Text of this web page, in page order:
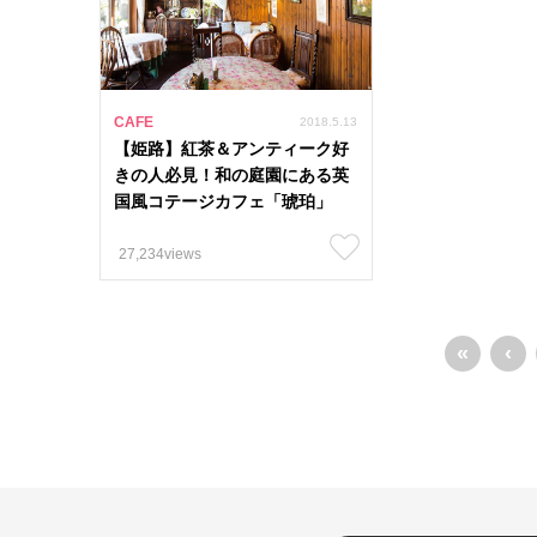
CAFE
【姫路】紅茶＆アンティーク好
きの人必見！和の庭園にある英
国風コテージカフェ「琥珀」
2018.5.13
27,234views
« ‹